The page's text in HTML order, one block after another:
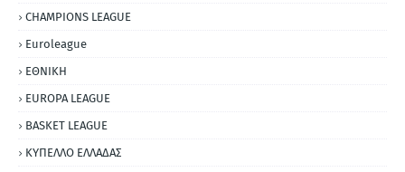
CHAMPIONS LEAGUE
Euroleague
ΕΘΝΙΚΗ
EUROPA LEAGUE
BASKET LEAGUE
ΚΥΠΕΛΛΟ ΕΛΛΑΔΑΣ